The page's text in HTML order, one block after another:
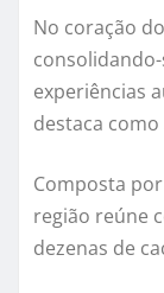
No coração do
experiências
destaca
Composta
região reúne
dezenas de